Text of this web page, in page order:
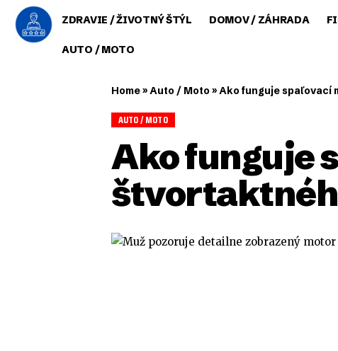
ZDRAVIE / ŽIVOTNÝ ŠTÝL DOMOV / ZÁHRADA
AUTO / MOTO
Home»Auto / Moto »Ako funguje spaľovací
AUTO / MOTO
Ako funguje